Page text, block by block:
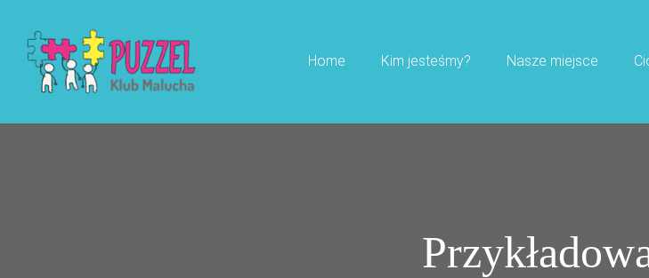
Home Kim jesteśmy? Nasze miejsce